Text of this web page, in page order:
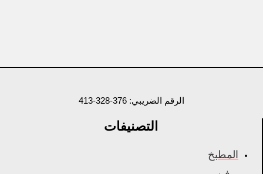
الرقم الضريبي: 376-328-413
التصنيفات
المطبخ